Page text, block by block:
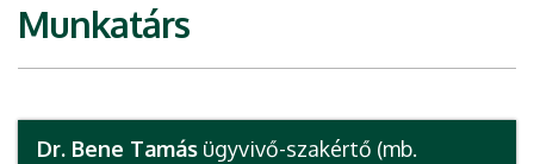
Munkatárs
Dr. Bene Tamás ügyvivő-szakértő (mb.